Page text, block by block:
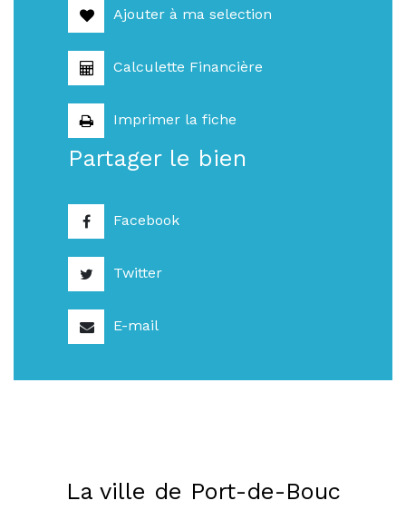
Ajouter à ma selection
Calculette Financière
Imprimer la fiche
Partager le bien
Facebook
Twitter
E-mail
La ville de Port-de-Bouc